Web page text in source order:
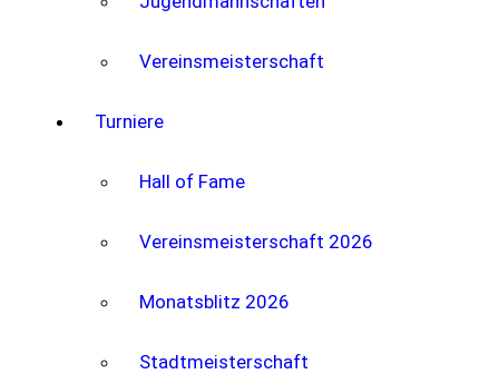
Vereinsmeisterschaft
Turniere
Hall of Fame
Vereinsmeisterschaft 2026
Monatsblitz 2026
Stadtmeisterschaft